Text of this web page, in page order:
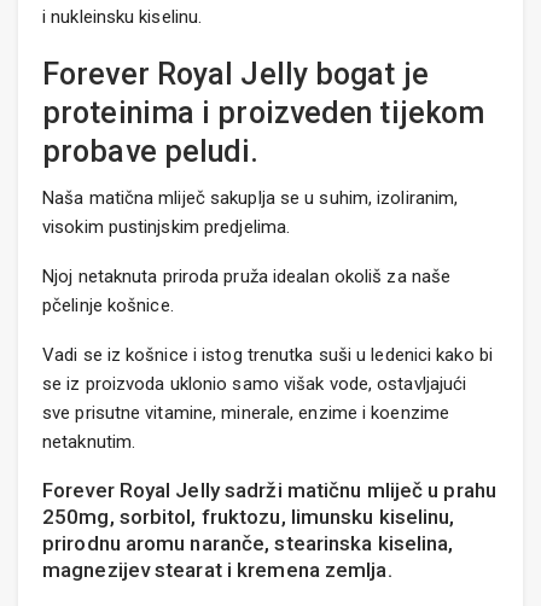
i nukleinsku kiselinu.
Forever Royal Jelly bogat je
proteinima i proizveden tijekom
probave peludi.
Naša matična mliječ sakuplja se u suhim, izoliranim,
visokim pustinjskim predjelima.
Njoj netaknuta priroda pruža idealan okoliš za naše
pčelinje košnice.
Vadi se iz košnice i istog trenutka suši u ledenici kako bi
se iz proizvoda uklonio samo višak vode, ostavljajući
sve prisutne vitamine, minerale, enzime i koenzime
netaknutim.
Forever Royal Jelly sadrži matičnu mliječ u prahu
250mg, sorbitol, fruktozu, limunsku kiselinu,
prirodnu aromu naranče, stearinska kiselina,
magnezijev stearat i kremena zemlja.